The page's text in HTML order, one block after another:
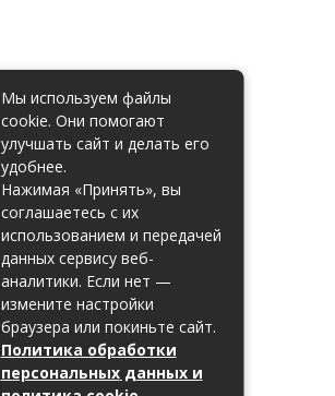
Мы используем файлы
cookie. Они помогают
улучшать сайт и делать его
удобнее.
Нажимая «Принять», вы
соглашаетесь с их
использованием и передачей
данных сервису веб-
аналитики. Если нет —
измените настройки
браузера или покиньте сайт.
Политика обработки
персональных данных и